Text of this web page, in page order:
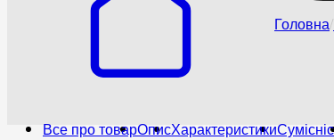
Головна
Все про товарОписХарактеристики